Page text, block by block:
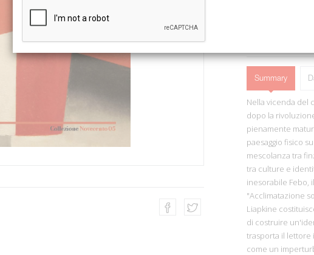
Summary
Nella vicenda del
dopo la
pienamente
paesaggio fisico
mescolanza tra
tra culture e
inesorabile Febo,
"Acclimatazione
Liapkine
di costruire
trasporta il lettore
come un